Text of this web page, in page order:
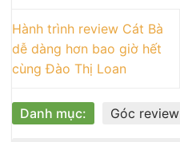
Hành trình review Cát Bà
dễ dàng hơn bao giờ hết
cùng Đào Thị Loan
Danh mục: Góc review